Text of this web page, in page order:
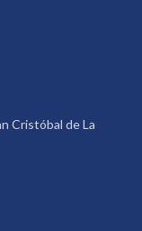
Cristóbal de La